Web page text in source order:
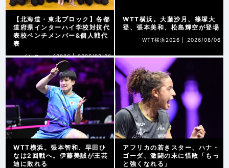
【北海道・東北ブロック】各都
道府県インターハイ学校対抗代
表校ベンチメンバー&個人戦代
表
インターハイ2026 | 2026/08/06
WTT横浜。大藤沙月、篠塚大
登、張本美和、松島輝空が登場
WTT横浜2026 | 2026/08/06
WTT横浜。張本智和、早田ひ
なは2回戦へ。伊藤美誠が王芸
迪に敗れる
アフリカの若きスター、ハナ・
ゴーダ、激闘の末に惜敗「もっ
と強くなれる」